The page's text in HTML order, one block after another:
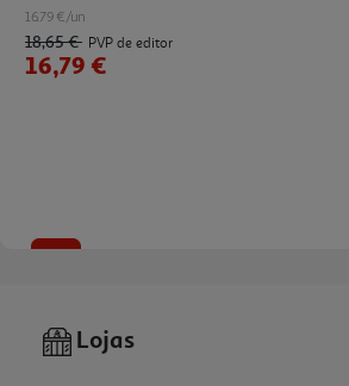
16.79 €/un
18,65 € PVP de editor
16,79 €
Lojas